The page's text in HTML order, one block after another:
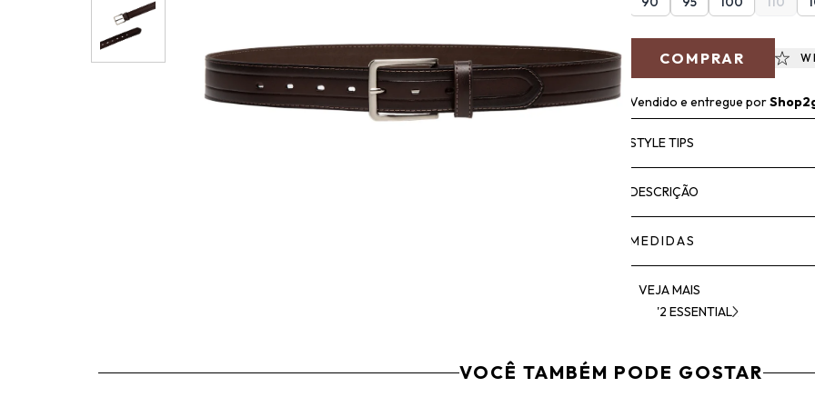
COMPRAR
Vendido e entregue por
STYLE TIPS
DESCRIÇÃO
MEDIDAS
VEJA MAIS
'2 ESSENTIAL
VOCÊ TAMBÉM PODE GOSTAR